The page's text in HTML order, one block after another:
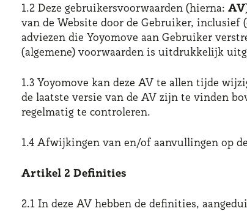
1.2 Deze gebruikersvoorwaarden (hierna: AV
van de Website door de Gebruiker, inclusief
adviezen die Yoyomove aan Gebruiker
(algemene) voorwaarden is uitdrukkelijk
1.3 Yoyomove kan deze AV te allen tijde
de laatste versie van de AV zijn te vinden
regelmatig te controleren.
1.4 Afwijkingen van en/of aanvullingen op
Artikel 2 Definities
2.1 In deze AV hebben de definities,